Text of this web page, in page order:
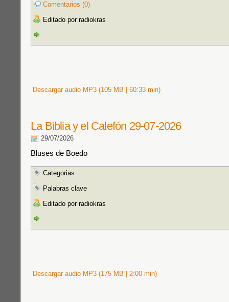
Comentarios (0)
Editado por radiokras
Descargar audio MP3 (105 MB | 60:33 min)
La Biblia y el Calefón 29-07-2026
29/07/2026
Bluses de Boedo
Categorias
Palabras clave
Editado por radiokras
Descargar audio MP3 (175 MB | 2:00 min)